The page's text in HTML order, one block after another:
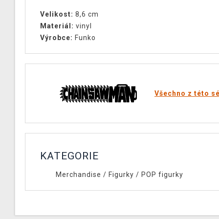
Velikost: 8,6 cm
Materiál: vinyl
Výrobce: Funko
Všechno z této
KATEGORIE
Merchandise / Figurky / POP figurky